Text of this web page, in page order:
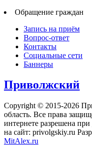
Обращение граждан
Запись на приём
Вопрос-ответ
Контакты
Социальные сети
Баннеры
Приволжский
Copyright © 2015-2026
область. Все права
интернете разрешена
на сайт: privolgskiy.ru
MitAlex.ru